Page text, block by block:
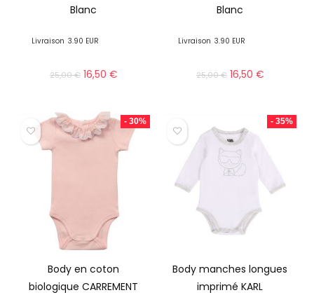
Blanc
Livraison 3.90 EUR
25,00€ 16,50 €
Blanc
Livraison 3.90 EUR
25,00€ 16,50 €
- 30%
Body en coton
biologique CARREMENT
- 35%
Body manches longues
imprimé KARL